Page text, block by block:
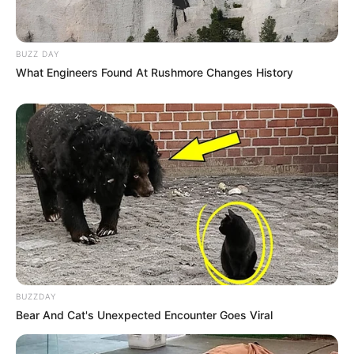
BUZZ DAY
What Engineers Found At Rushmore Changes History
BUZZDAY
Bear And Cat's Unexpected Encounter Goes Viral